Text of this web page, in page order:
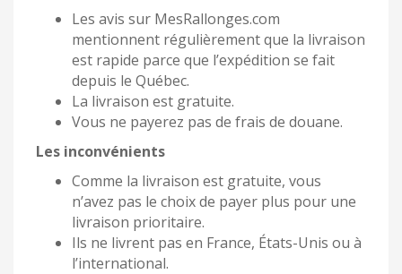
Les avis sur MesRallonges.com
mentionnent régulièrement que la livraison
est rapide parce que l’expédition se fait
depuis le Québec.
La livraison est gratuite.
Vous ne payerez pas de frais de douane.
Les inconvénients
Comme la livraison est gratuite, vous
n’avez pas le choix de payer plus pour une
livraison prioritaire.
Ils ne livrent pas en France, États-Unis ou à
l’international.